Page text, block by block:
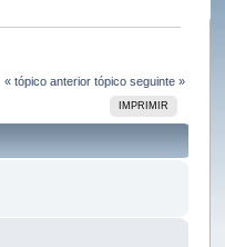
« tópico anterior tópico seguinte »
IMPRIMIR